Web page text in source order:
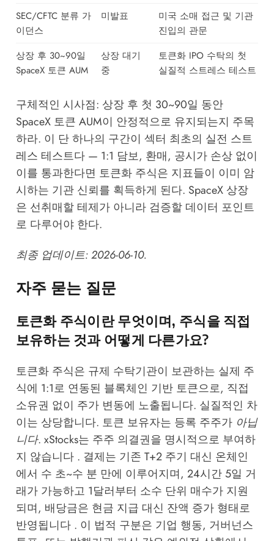
SEC/CFTC 분류 가
이던스
미발표
미국 소매 접근 및 기관
진입의 관문
상장 후 30~90일
SpaceX 토큰 AUM
상장 대기
중
토큰화 IPO 수탁의 첫
실질적 스트레스 테스트
구체적인 시사점: 상장 후 첫 30~90일 동안
SpaceX 토큰 AUM이 안정적으로 유지되는지 주목
하라. 이 단 하나의 구간이 섹터 최초의 실전 스트
레스 테스트다 — 1:1 담보, 환매, 공시가 손상 없이
이를 통과한다면 토큰화 주식은 지표들이 이미 암
시하는 기관 신뢰를 획득하게 된다. SpaceX 상장
은 선취매할 테제가 아니라 검증할 데이터 포인트
로 다루어야 한다.
최종 업데이트: 2026-06-10.
자주 묻는 질문
토큰화 주식이란 무엇이며, 주식을 직접
보유하는 것과 어떻게 다른가요?
토큰화 주식은 규제 수탁기관이 보관하는 실제 주
식에 1:1로 연동된 블록체인 기반 토큰으로, 직접
소유권 없이 주가 변동에 노출됩니다. 실질적인 차
이는 상당합니다. 토큰 보유자는 등록 주주가 아닙
니다. xStocks는 주주 의결권을 명시적으로 부여하
지 않습니다 . 결제는 기존 T+2 주기 대신 온체인
에서 수 초~수 분 만에 이루어지며, 24시간 5일 거
래가 가능하고 1달러부터 소수 단위 매수가 지원
되며, 배당금은 현금 지급 대신 잔액 증가 형태로
반영됩니다 . 이 법적 구분은 기업 행동, 거버넌스